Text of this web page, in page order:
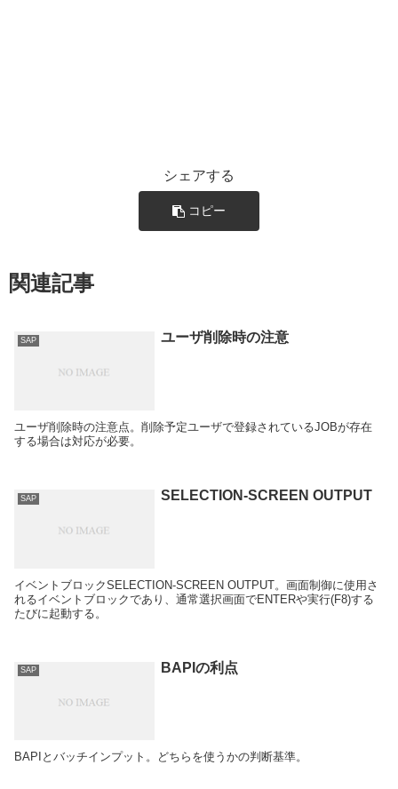
シェアする
コピー
関連記事
SAP ユーザ削除時の注意
ユーザ削除時の注意点。削除予定ユーザで登録されているJOBが存在
する場合は対応が必要。
SAP SELECTION-SCREEN OUTPUT
イベントブロックSELECTION-SCREEN OUTPUT。画面制御に使用さ
れるイベントブロックであり、通常選択画面でENTERや実行(F8)する
たびに起動する。
SAP BAPIの利点
BAPIとバッチインプット。どちらを使うかの判断基準。